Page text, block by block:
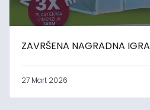
ZAVRŠENA NAGRADNA IGRA
27 Mart 2026